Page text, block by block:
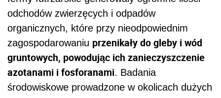
odchodów zwierzęcych i odpadów
organicznych, które przy nieodpowiednim
zagospodarowaniu przenikały do gleby i wód
gruntowych, powodując ich zanieczyszczenie
azotanami i fosforanami. Badania
środowiskowe prowadzone w okolicach dużych